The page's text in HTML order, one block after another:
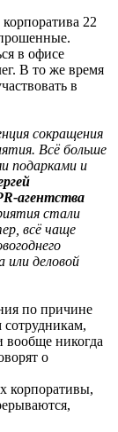
22
в офисе
В то же время
в
сокращения
Всё больше
подарками и
агентства
стали
всё чаще
или деловой
по причине
вообще никогда
о
корпоративы,